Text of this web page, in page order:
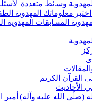
متعددةالأسئلة والأجوبة
المهدويةالطفولة المهدوية
المهدويةالتقويم المهدوي
وآله) أمير المؤمنين (عليه